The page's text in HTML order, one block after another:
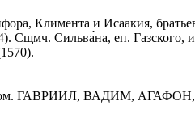
Климента и Исаакия,
Сщмч. Сильва́на, еп.
ГАВРИИЛ, ВАДИМ,